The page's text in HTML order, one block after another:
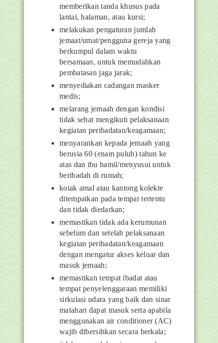
memberikan tanda khusus pada
lantai, halaman, atau kursi;
melakukan pengaturan jumlah
jemaat/umat/pengguna gereja yang
berkumpul dalam waktu
bersamaan, untuk memudahkan
pembatasan jaga jarak;
menyediakan cadangan masker
medis;
melarang jemaah dengan kondisi
tidak sehat mengikuti pelaksanaan
kegiatan peribadatan/keagamaan;
menyarankan kepada jemaah yang
berusia 60 (enam puluh) tahun ke
atas dan ibu hamil/menyusui untuk
beribadah di rumah;
kotak amal atau kantong kolekte
ditempatkan pada tempat tertentu
dan tidak diedarkan;
memastikan tidak ada kerumunan
sebelum dan setelah pelaksanaan
kegiatan peribadatan/keagamaan
dengan mengatur akses keluar dan
masuk jemaah;
memastikan tempat ibadat atau
tempat penyelenggaraan memiliki
sirkulasi udara yang baik dan sinar
matahari dapat masuk serta apabila
menggunakan air conditioner(AC)
wajib dibersihkan secara berkala;